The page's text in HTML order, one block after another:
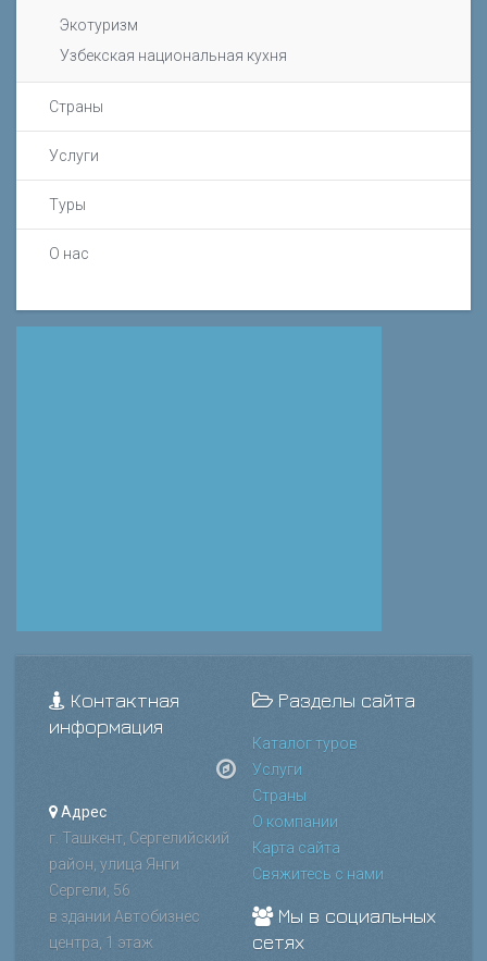
Экотуризм
Узбекская национальная кухня
Страны
Услуги
Туры
О нас
Контактная
информация
Адрес
г. Ташкент, Сергелийский
район, улица Янги
Сергели, 56
в здании Автобизнес
центра, 1 этаж
Разделы сайта
Каталог туров
Услуги
Страны
О компании
Карта сайта
Свяжитесь с нами
Мы в социальных
сетях